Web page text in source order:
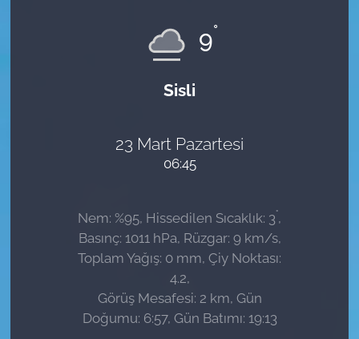
9°
Sisli
23 Mart Pazartesi
06:45
Nem: %95, Hissedilen Sıcaklık: 3°,
Basınç: 1011 hPa, Rüzgar: 9 km/s,
Toplam Yağış: 0 mm, Çiy Noktası:
4.2,
Görüş Mesafesi: 2 km, Gün
Doğumu: 6:57, Gün Batımı: 19:13